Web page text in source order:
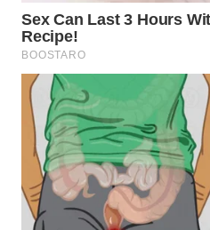
WN
INDRAMAYU
WN
KUNINGAN
WN
MAJALENGKA